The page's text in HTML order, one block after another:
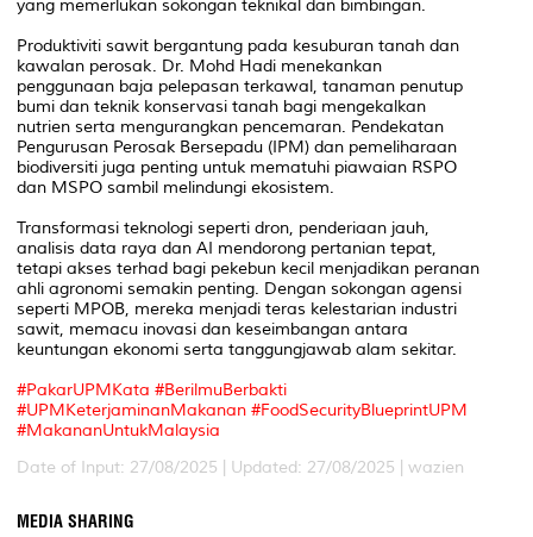
yang memerlukan sokongan teknikal dan bimbingan.
Produktiviti sawit bergantung pada kesuburan tanah dan
kawalan perosak. Dr. Mohd Hadi menekankan
penggunaan baja pelepasan terkawal, tanaman penutup
bumi dan teknik konservasi tanah bagi mengekalkan
nutrien serta mengurangkan pencemaran. Pendekatan
Pengurusan Perosak Bersepadu (IPM) dan pemeliharaan
biodiversiti juga penting untuk mematuhi piawaian RSPO
dan MSPO sambil melindungi ekosistem.
Transformasi teknologi seperti dron, penderiaan jauh,
analisis data raya dan AI mendorong pertanian tepat,
tetapi akses terhad bagi pekebun kecil menjadikan peranan
ahli agronomi semakin penting. Dengan sokongan agensi
seperti MPOB, mereka menjadi teras kelestarian industri
sawit, memacu inovasi dan keseimbangan antara
keuntungan ekonomi serta tanggungjawab alam sekitar.
#PakarUPMKata #BerilmuBerbakti
#UPMKeterjaminanMakanan #FoodSecurityBlueprintUPM
#MakananUntukMalaysia
Date of Input: 27/08/2025 | Updated: 27/08/2025 | wazien
MEDIA SHARING